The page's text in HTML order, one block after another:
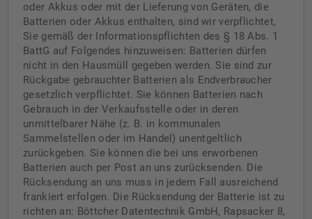
oder Akkus oder mit der Lieferung von Geräten, die
Batterien oder Akkus enthalten, sind wir verpflichtet,
Sie gemäß der Informationspflichten des § 18 Abs. 1
BattG auf Folgendes hinzuweisen: Batterien dürfen
nicht in den Hausmüll gegeben werden. Sie sind zur
Rückgabe gebrauchter Batterien als Endverbraucher
gesetzlich verpflichtet. Sie können Batterien nach
Gebrauch in der Verkaufsstelle oder in deren
unmittelbarer Nähe (z. B. in kommunalen
Sammelstellen oder im Handel) unentgeltlich
zurückgeben. Sie können die bei uns erworbenen
Batterien auch per Post an uns zurücksenden. Die
Rücksendung an uns muss in jedem Fall ausreichend
frankiert erfolgen. Die Rücksendung der Batterie ist zu
richten an: Böttcher Datentechnik GmbH, Rapsacker 8,